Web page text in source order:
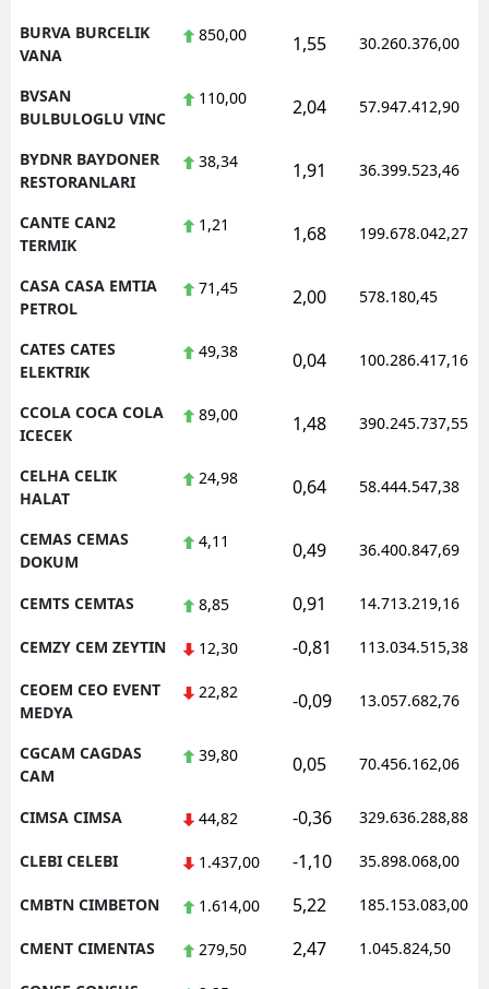
BURVA BURCELIK
VANA
850,00 1,55 30.260.376,00
BVSAN
BULBULOGLU VINC
110,00 2,04 57.947.412,90
BYDNR BAYDONER
RESTORANLARI
38,34 1,91 36.399.523,46
CANTE CAN2
TERMIK
1,21 1,68 199.678.042,27
CASA CASA EMTIA
PETROL
71,45 2,00 578.180,45
CATES CATES
ELEKTRIK
49,38 0,04 100.286.417,16
CCOLA COCA COLA
ICECEK
89,00 1,48 390.245.737,55
CELHA CELIK
HALAT
24,98 0,64 58.444.547,38
CEMAS CEMAS
DOKUM
4,11 0,49 36.400.847,69
CEMTS CEMTAS 8,85 0,91 14.713.219,16
CEMZY CEM ZEYTIN 12,30 -0,81 113.034.515,38
CEOEM CEO EVENT
MEDYA
22,82 -0,09 13.057.682,76
CGCAM CAGDAS
CAM
39,80 0,05 70.456.162,06
CIMSA CIMSA 44,82 -0,36 329.636.288,88
CLEBI CELEBI 1.437,00 -1,10 35.898.068,00
CMBTN CIMBETON 1.614,00 5,22 185.153.083,00
CMENT CIMENTAS 279,50 2,47 1.045.824,50